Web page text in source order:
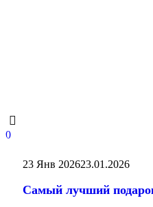
0
23 Янв 202623.01.2026
Самый лучший